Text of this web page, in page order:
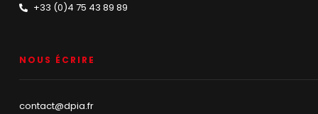
+33 (0)4 75 43 89 89
NOUS ÉCRIRE
contact@dpia.fr